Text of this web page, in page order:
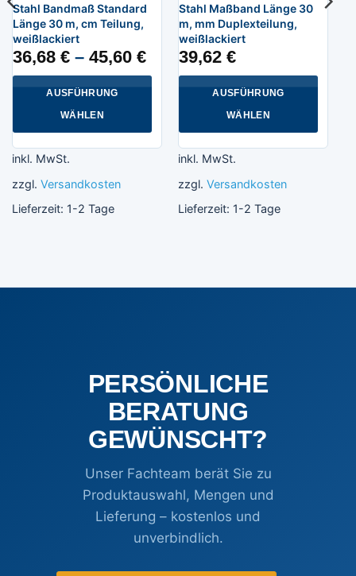
Stahl Bandmaß Standard
Länge 30 m, cm Teilung,
weißlackiert
36,68 €– 45,60 €
AUSFÜHRUNG
WÄHLEN
Produkt
mehrere
Varianten
auf
inkl. MwSt.
zzgl. Versandkosten
Lieferzeit: 1-2 Tage
Stahl Maßband Länge 30
m, mm Duplexteilung,
weißlackiert
39,62 €
AUSFÜHRUNG
WÄHLEN
Produkt
mehrere
Varianten
auf
inkl. MwSt.
zzgl. Versandkosten
Lieferzeit: 1-2 Tage
PERSÖNLICHE
BERATUNG
GEWÜNSCHT?
Unser Fachteam berät Sie zu
Produktauswahl, Mengen und
Lieferung – kostenlos und
unverbindlich.